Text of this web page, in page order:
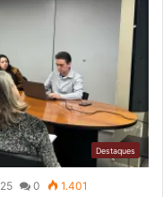
Destaques
0 1.401